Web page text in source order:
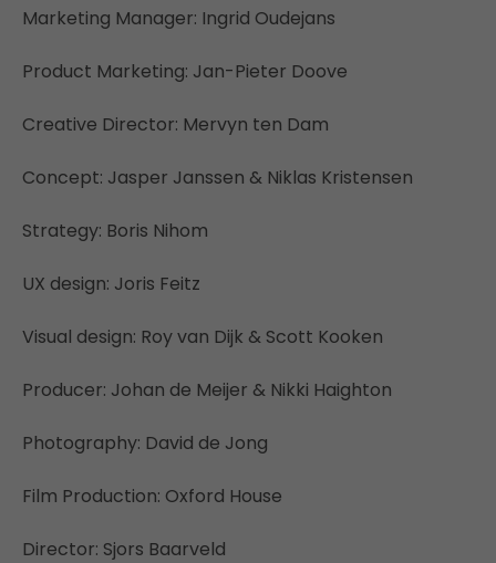
Marketing Manager: Ingrid Oudejans
Product Marketing: Jan-Pieter Doove
Creative Director: Mervyn ten Dam
Concept: Jasper Janssen & Niklas Kristensen
Strategy: Boris Nihom
UX design: Joris Feitz
Visual design: Roy van Dijk & Scott Kooken
Producer: Johan de Meijer & Nikki Haighton
Photography: David de Jong
Film Production: Oxford House
Director: Sjors Baarveld